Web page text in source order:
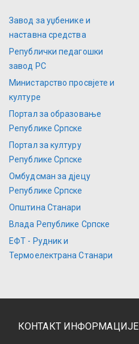
Завод за уџбенике и
наставна средства
Републички педагошки
завод РС
Министарство просвјете и
културе
Портал за образовање
Републике Српске
Портал за културу
Републике Српске
Омбудсман за дјецу
Републике Српске
Општина Станари
Влада Републике Српске
ЕФТ - Рудник и
Термоелектрана Станари
КОНТАКТ ИНФОРМАЦИЈЕ